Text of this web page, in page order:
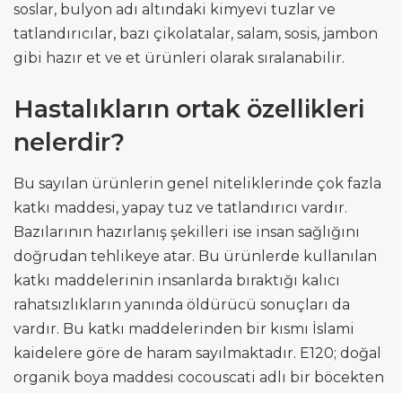
soslar, bulyon adı altındaki kimyevi tuzlar ve
tatlandırıcılar, bazı çikolatalar, salam, sosis, jambon
gibi hazır et ve et ürünleri olarak sıralanabilir.
Hastalıkların ortak özellikleri
nelerdir?
Bu sayılan ürünlerin genel niteliklerinde çok fazla
katkı maddesi, yapay tuz ve tatlandırıcı vardır.
Bazılarının hazırlanış şekilleri ise insan sağlığını
doğrudan tehlikeye atar. Bu ürünlerde kullanılan
katkı maddelerinin insanlarda bıraktığı kalıcı
rahatsızlıkların yanında öldürücü sonuçları da
vardır. Bu katkı maddelerinden bir kısmı İslami
kaidelere göre de haram sayılmaktadır. E120; doğal
organik boya maddesi cocouscati adlı bir böcekten